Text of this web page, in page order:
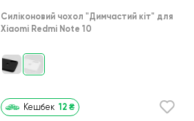
Силіконовий чохол "Димчастий кіт" для
Xiaomi Redmi Note 10
Кешбек 12 ₴